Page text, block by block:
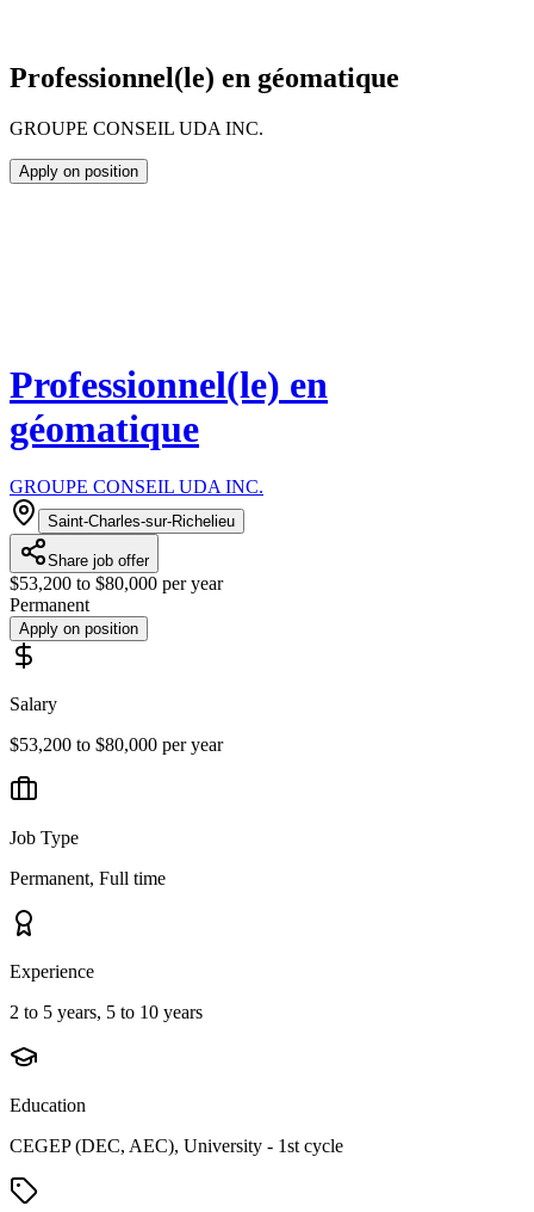
Professionnel(le) en géomatique
GROUPE CONSEIL UDA INC.
Apply on position
Professionnel(le) en
géomatique
GROUPE CONSEIL UDA INC.
Saint-Charles-sur-Richelieu
Share job offer
$53,200 to $80,000 per year
Permanent
Apply on position
Salary
$53,200 to $80,000 per year
Job Type
Permanent, Full time
Experience
2 to 5 years, 5 to 10 years
Education
CEGEP (DEC, AEC), University - 1st cycle